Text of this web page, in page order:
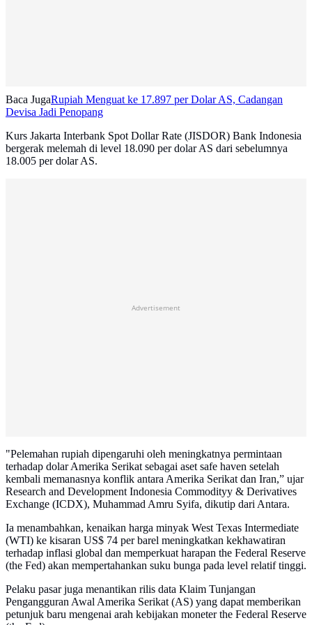
Baca JugaRupiah Menguat ke 17.897 per Dolar AS, Cadangan
Devisa Jadi Penopang
Kurs Jakarta Interbank Spot Dollar Rate (JISDOR) Bank Indonesia
bergerak melemah di level 18.090 per dolar AS dari sebelumnya
18.005 per dolar AS.
Advertisement
"Pelemahan rupiah dipengaruhi oleh meningkatnya permintaan
terhadap dolar Amerika Serikat sebagai aset safe haven setelah
kembali memanasnya konflik antara Amerika Serikat dan Iran,” ujar
Research and Development Indonesia Commodityy & Derivatives
Exchange (ICDX), Muhammad Amru Syifa, dikutip dari Antara.
Ia menambahkan, kenaikan harga minyak West Texas Intermediate
(WTI) ke kisaran US$ 74 per barel meningkatkan kekhawatiran
terhadap inflasi global dan memperkuat harapan the Federal Reserve
(the Fed) akan mempertahankan suku bunga pada level relatif tinggi.
Pelaku pasar juga menantikan rilis data Klaim Tunjangan
Pengangguran Awal Amerika Serikat (AS) yang dapat memberikan
petunjuk baru mengenai arah kebijakan moneter the Federal Reserve